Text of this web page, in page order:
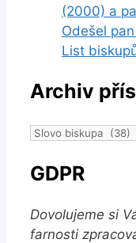
(2000) a
Odešel
List
Archiv
Archiv
GDPR
Dovolujeme si
farnosti